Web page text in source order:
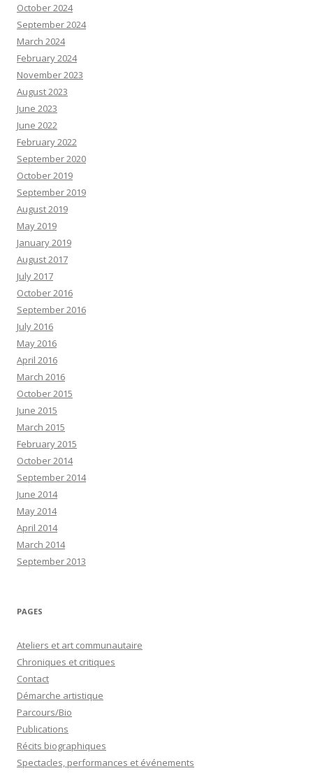
October 2024
September 2024
March 2024
February 2024
November 2023
August 2023
June 2023
June 2022
February 2022
September 2020
October 2019
September 2019
August 2019
May 2019
January 2019
August 2017
July 2017
October 2016
September 2016
July 2016
May 2016
April 2016
March 2016
October 2015
June 2015
March 2015
February 2015
October 2014
September 2014
June 2014
May 2014
April 2014
March 2014
September 2013
PAGES
Ateliers et art communautaire
Chroniques et critiques
Contact
Démarche artistique
Parcours/Bio
Publications
Récits biographiques
Spectacles, performances et événements